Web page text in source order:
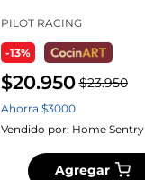
PILOT RACING
-13%
$20.950 $23.950
Ahorra $3000
Vendido por: Home Sentry
Agregar